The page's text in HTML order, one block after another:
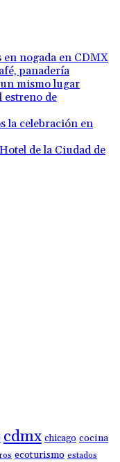
nogada en CDMX
panadería
mismo lugar
estreno de
la celebración en
de la Ciudad de
cdmx chicago cocina
ecoturismo estados